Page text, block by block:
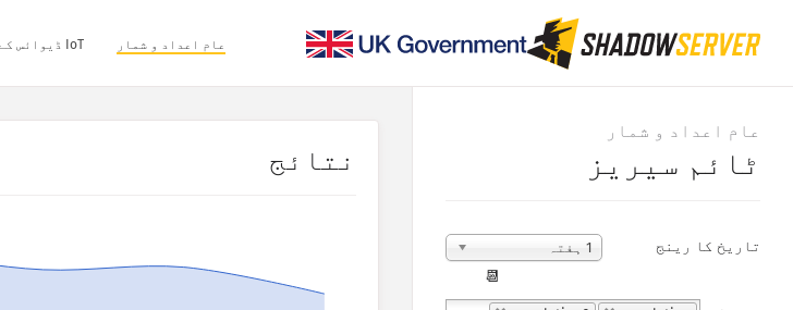
عام اعداد و شمار IoT ڈیوائس کے اعداد و شمار
عام اعداد و شمار
ٹائم سیریز
تاریخ کا رینج 1 ہفتہ
📆
نتائج